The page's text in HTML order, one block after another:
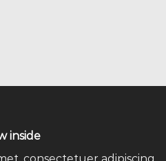
inside
consectetuer adipiscing